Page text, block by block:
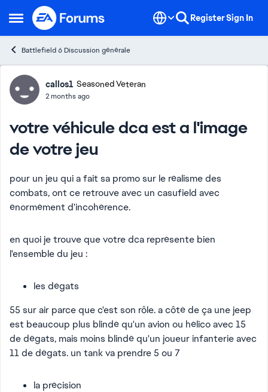
Open Side Menu
Skip to content RegisterSign In
Battlefield 6 Discussion générale
Forum Discussion
callos1 Seasoned Veteran
2 months ago
votre véhicule dca est a l'image
de votre jeu
pour un jeu qui a fait sa promo sur le réalisme des
combats, ont ce retrouve avec un casufield avec
énormément d'incohérence.
en quoi je trouve que votre dca représente bien
l'ensemble du jeu :
les dégats
55 sur air parce que c'est son rôle. a côté de ça une jeep
est beaucoup plus blindé qu'un avion ou hélico avec 15
de dégats, mais moins blindé qu'un joueur infanterie avec
11 de dégats. un tank va prendre 5 ou 7
la précision